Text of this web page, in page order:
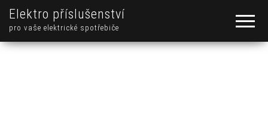
Elektro příslušenství
pro vaše elektrické spotřebiče